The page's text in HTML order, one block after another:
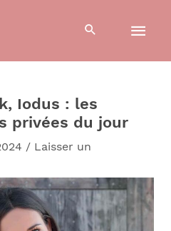
Iodus : les
privées du jour
/ Laisser un